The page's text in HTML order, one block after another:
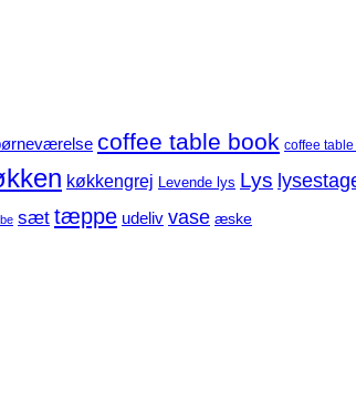
coffee table book coffee
køkkengrej Levende lys Lys
sæt tæppe udeliv vase æske